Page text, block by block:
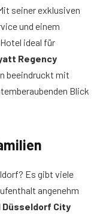
seiner exklusiven
und einem
ideal für
Regency
beeindruckt mit
Blick
Es gibt viele
angenehm
Düsseldorf City